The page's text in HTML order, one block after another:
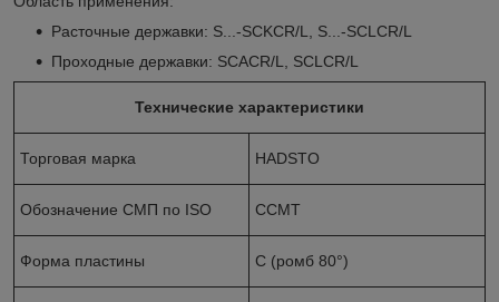
Расточные державки: S...-SCKCR/L, S...-SCLCR/L
Проходные державки: SCACR/L, SCLCR/L
Технические характеристики
Торговая марка HADSTO
Обозначение СМП по ISO ССМТ
Форма пластины С (ромб 80°)